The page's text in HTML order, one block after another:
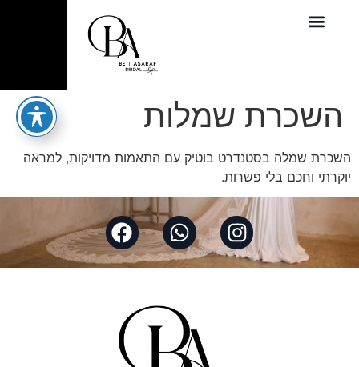
השכרת שמלות
השכרת שמלה בסטנדרט בוטיק עם התאמות מדויקות, למראה
יוקרתי וחכם בלי פשרות.